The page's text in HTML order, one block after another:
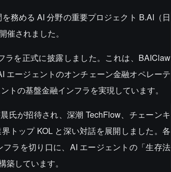
務める AI 分野の重要プロジェクト B.AI（日
されました。
ラを正式に披露しました。これは、BAIClaw
エージェントのオンチェーン金融オペレーテ
トの基盤金融インフラを実現しています。
氏が招待され、深潮 TechFlow、チェーンキ
トップ KOL と深い対話を展開しました。各
ラを切り口に、AI エージェントの「生存法
しています。